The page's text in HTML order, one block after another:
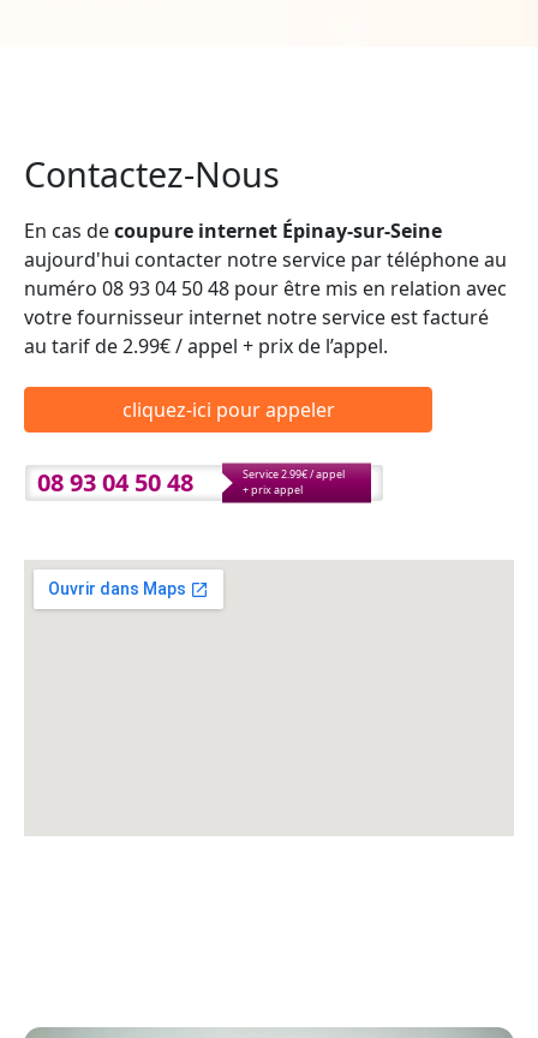
Contactez-Nous
En cas decoupure internet Épinay-sur-Seine
aujourd'hui contacter notre service par téléphone au
numéro 08 93 04 50 48 pour être mis en relation avec
votre fournisseur internet notre service est facturé
au tarif de 2.99€ / appel + prix de l’appel.
cliquez-ici pour appeler
08 93 04 50 48
Service 2.99€ / appel
+ prix appel